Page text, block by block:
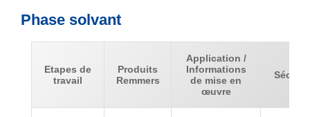
Phase solvant
Etapes de
travail
Produits
Remmers
Application /
Informations
de mise en
œuvre